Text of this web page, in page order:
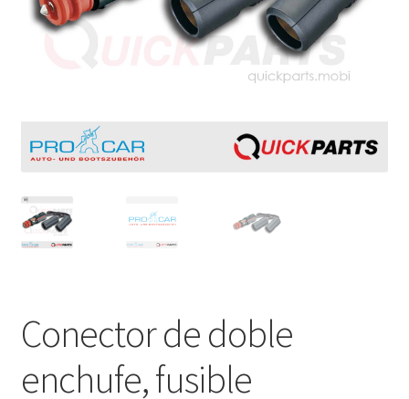
Conector de doble
enchufe, fusible